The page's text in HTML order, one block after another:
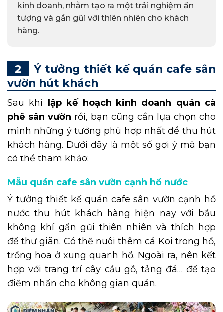
kinh doanh, nhằm tạo ra một trải nghiệm ấn
tượng và gần gũi với thiên nhiên cho khách
hàng.
Ý tưởng thiết kế quán cafe sân
vườn hút khách
Sau khi lập kế hoạch kinh doanh quán cà
phê sân vườn rồi, bạn cũng cần lựa chọn cho
mình những ý tưởng phù hợp nhất để thu hút
khách hàng. Dưới đây là một số gợi ý mà bạn
có thể tham khảo:
Mẫu quán cafe sân vườn cạnh hồ nước
Ý tưởng thiết kế quán cafe sân vườn cạnh hồ
nước thu hút khách hàng hiện nay với bầu
không khí gần gũi thiên nhiên và thích hợp
để thư giãn. Có thể nuôi thêm cá Koi trong hồ,
trồng hoa ở xung quanh hồ. Ngoài ra, nên kết
hợp với trang trí cây cầu gỗ, tảng đá… để tạo
điểm nhấn cho không gian quán.